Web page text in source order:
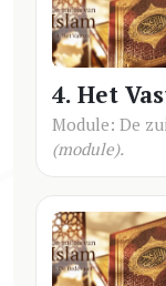
4. Het
Module: De
(module).